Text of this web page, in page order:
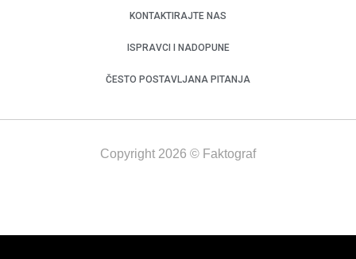
KONTAKTIRAJTE NAS
ISPRAVCI I NADOPUNE
ČESTO POSTAVLJANA PITANJA
Copyright 2026 © Faktograf